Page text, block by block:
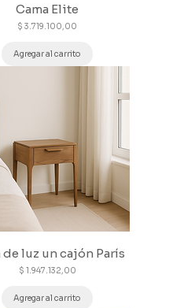
Cama Elite
Precio
$ 3.719.100,00
Agregar al carrito
de luz un cajón París
Precio
$ 1.947.132,00
Agregar al carrito